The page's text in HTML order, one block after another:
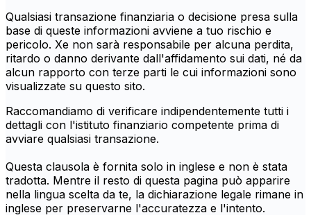
Qualsiasi transazione finanziaria o decisione presa sulla
base di queste informazioni avviene a tuo rischio e
pericolo. Xe non sarà responsabile per alcuna perdita,
ritardo o danno derivante dall'affidamento sui dati, né da
alcun rapporto con terze parti le cui informazioni sono
visualizzate su questo sito.
Raccomandiamo di verificare indipendentemente tutti i
dettagli con l'istituto finanziario competente prima di
avviare qualsiasi transazione.
Questa clausola è fornita solo in inglese e non è stata
tradotta. Mentre il resto di questa pagina può apparire
nella lingua scelta da te, la dichiarazione legale rimane in
inglese per preservarne l'accuratezza e l'intento.